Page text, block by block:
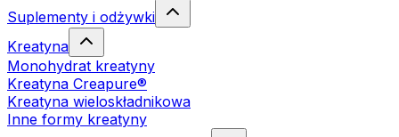
Suplementy i odżywki
Kreatyna
Monohydrat kreatyny
Kreatyna Creapure®
Kreatyna wieloskładnikowa
Inne formy kreatyny